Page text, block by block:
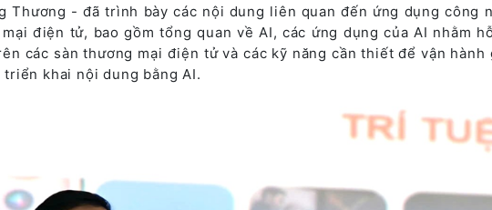
Thương - đã trình bày các nội dung liên quan đến ứng dụng công
điện tử, bao gồm tổng quan về AI, các ứng dụng của AI nhằm
các sàn thương mại điện tử và các kỹ năng cần thiết để vận hành
triển khai nội dung bằng AI.